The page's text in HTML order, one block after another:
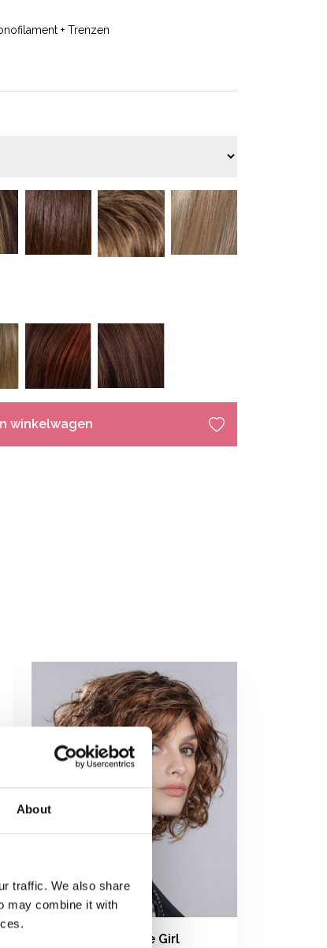
About
traffic. We also share
may combine it with
+ Trenzen
winkelwagen
Ellen Wille Girl